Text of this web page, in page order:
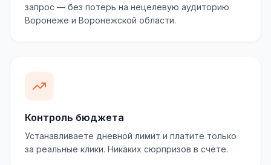
запрос — без потерь на нецелевую аудиторию
Воронеже и Воронежской области.
Контроль бюджета
Устанавливаете дневной лимит и платите только
за реальные клики. Никаких сюрпризов в счёте.